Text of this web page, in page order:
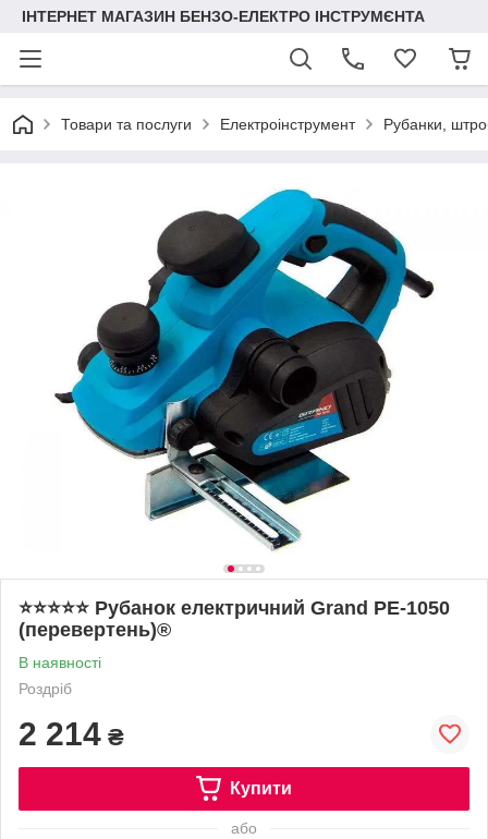
ІНТЕРНЕТ МАГАЗИН БЕНЗО-ЕЛЕКТРО ІНСТРУМЄНТА
Товари та послуги Електроінструмент Рубанки,
⭐⭐⭐⭐⭐ Рубанок електричний Grand PE-1050
(перевертень)®
В наявності
Роздріб
2 214 ₴
Купити
або